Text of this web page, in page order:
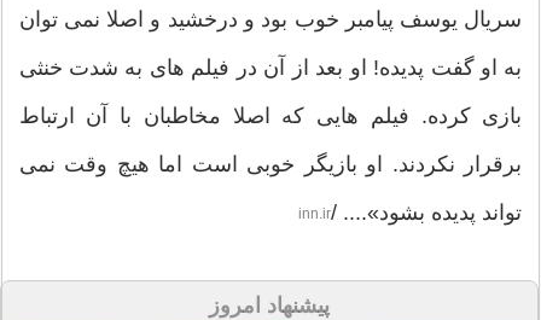
سریال یوسف پیامبر خوب بود و درخشید و اصلا نمی توان
به او گفت پدیده! او بعد از آن در فیلم های به شدت خنثی
بازی کرده. فیلم هایی که اصلا مخاطبان با آن ارتباط
برقرار نکردند. او بازیگر خوبی است اما هیچ وقت نمی
تواند پدیده بشود».... /inn.ir
پیشنهاد امروز